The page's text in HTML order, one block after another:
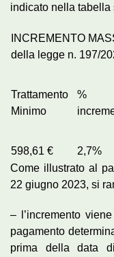
indicato nella tabella
INCREMENTO
della legge n. 197/
Trattamento
Minimo
%
598,61 € 2,7%
Come illustrato al
22 giugno 2023, si
– l’incremento
pagamento
prima della data